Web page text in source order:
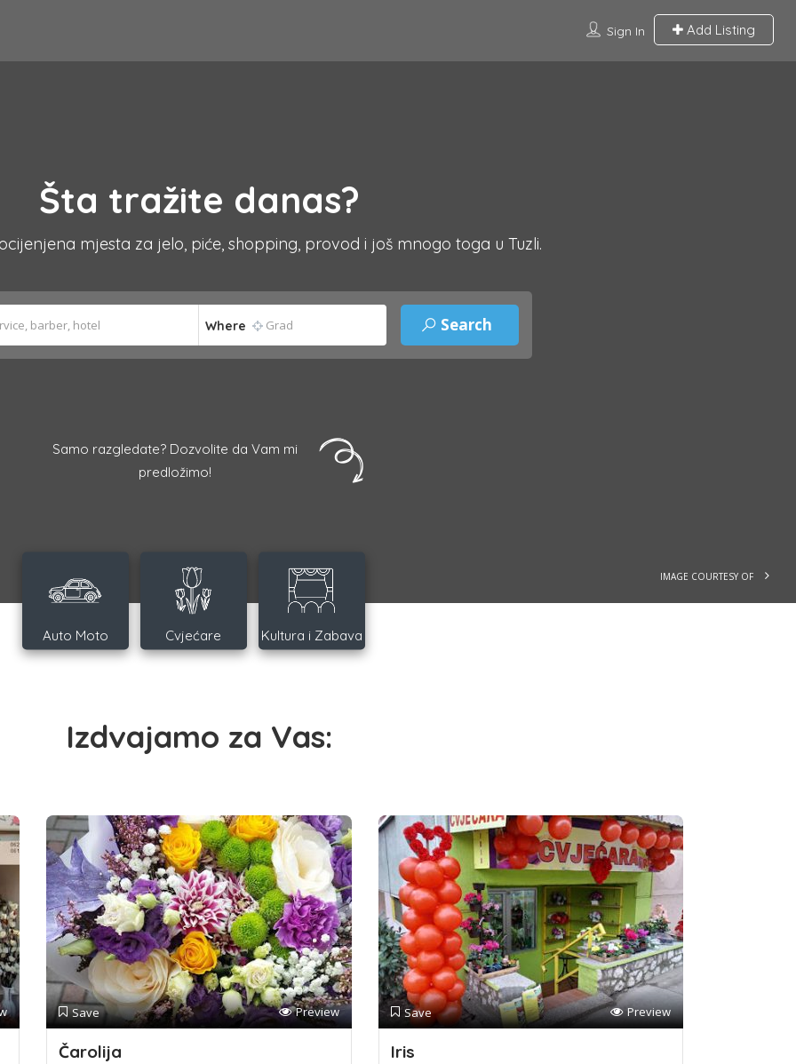
Sign In Add Listing
IMAGE COURTESY OF
Šta tražite danas?
mjesta za jelo, piće, shopping, provod i još mnogo toga u Tuzli.
Where
Samo razgledate? Dozvolite da Vam mi
predložimo!
Auto Moto Cvjećare Kultura i Zabava
Izdvajamo za Vas:
Save Preview
Čarolija
Save Preview
Iris